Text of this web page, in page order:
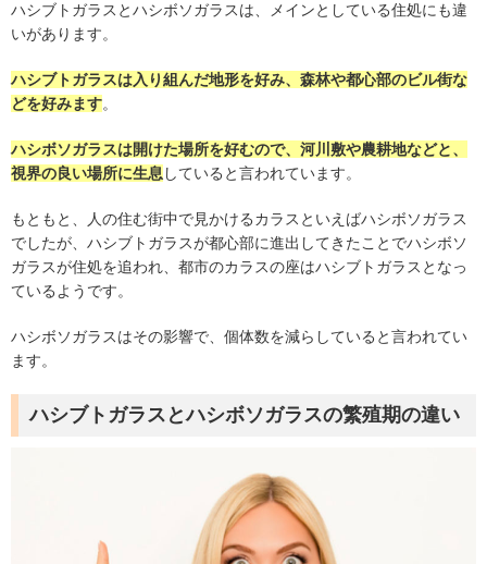
ハシブトガラスとハシボソガラスは、メインとしている住処にも違
いがあります。
ハシブトガラスは入り組んだ地形を好み、森林や都心部のビル街な
どを好みます。
ハシボソガラスは開けた場所を好むので、河川敷や農耕地などと、
視界の良い場所に生息していると言われています。
もともと、人の住む街中で見かけるカラスといえばハシボソガラス
でしたが、ハシブトガラスが都心部に進出してきたことでハシボソ
ガラスが住処を追われ、都市のカラスの座はハシブトガラスとなっ
ているようです。
ハシボソガラスはその影響で、個体数を減らしていると言われてい
ます。
ハシブトガラスとハシボソガラスの繁殖期の違い